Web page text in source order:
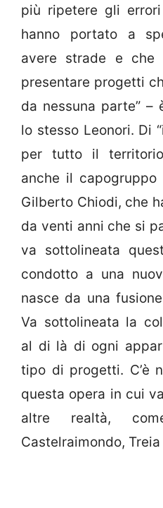
più ripetere gli
hanno portato a
avere strade e
presentare progetti
da nessuna parte” –
lo stesso Leonori. Di
per tutto il
anche il capogruppo
Gilberto Chiodi, che
da venti anni che si
va sottolineata
condotto a una
nasce da una
Va sottolineata la
al di là di ogni
tipo di progetti. C’è
questa opera in cui
altre realtà,
Castelraimondo, Treia